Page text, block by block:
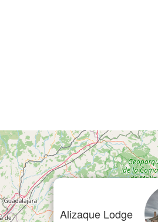
Alizaque Lodge